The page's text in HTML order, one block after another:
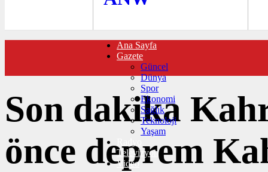
FOTO GALERİ
VIDEO GALERİ
TRAFİK DURUMU
NÖBETÇİ ECZANELER
CANLI SONUÇLAR
HABER GÖNDER
BURÇLAR
İLETİŞİM
Ana Sayfa
Gazete
Güncel
Dünya
Spor
Ekonomi
Sağlık
Teknoloji
Yaşam
Televizyon
Video
Son dakika
önce deprem